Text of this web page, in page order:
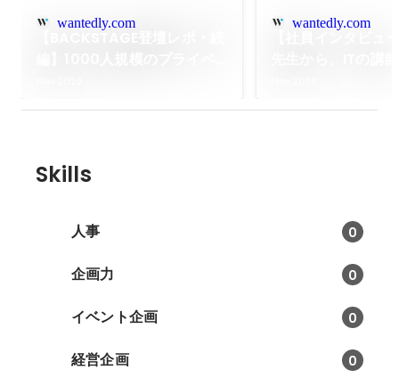
wantedly.com wantedly.com
Skills
人事 0
企画力 0
イベント企画 0
経営企画 0